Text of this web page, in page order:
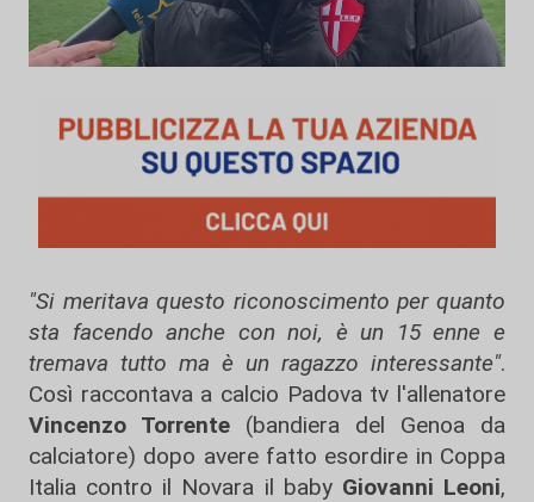
"Si meritava questo riconoscimento per quanto
sta facendo anche con noi, è un 15 enne e
tremava tutto ma è un ragazzo interessante".
Così raccontava a calcio Padova tv l'allenatore
Vincenzo Torrente (bandiera del Genoa da
calciatore) dopo avere fatto esordire in Coppa
Italia contro il Novara il baby Giovanni Leoni,